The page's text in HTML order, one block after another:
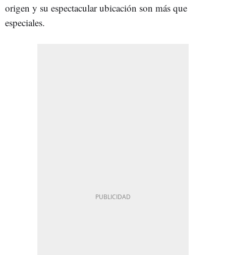
origen y su espectacular ubicación son más que
especiales.